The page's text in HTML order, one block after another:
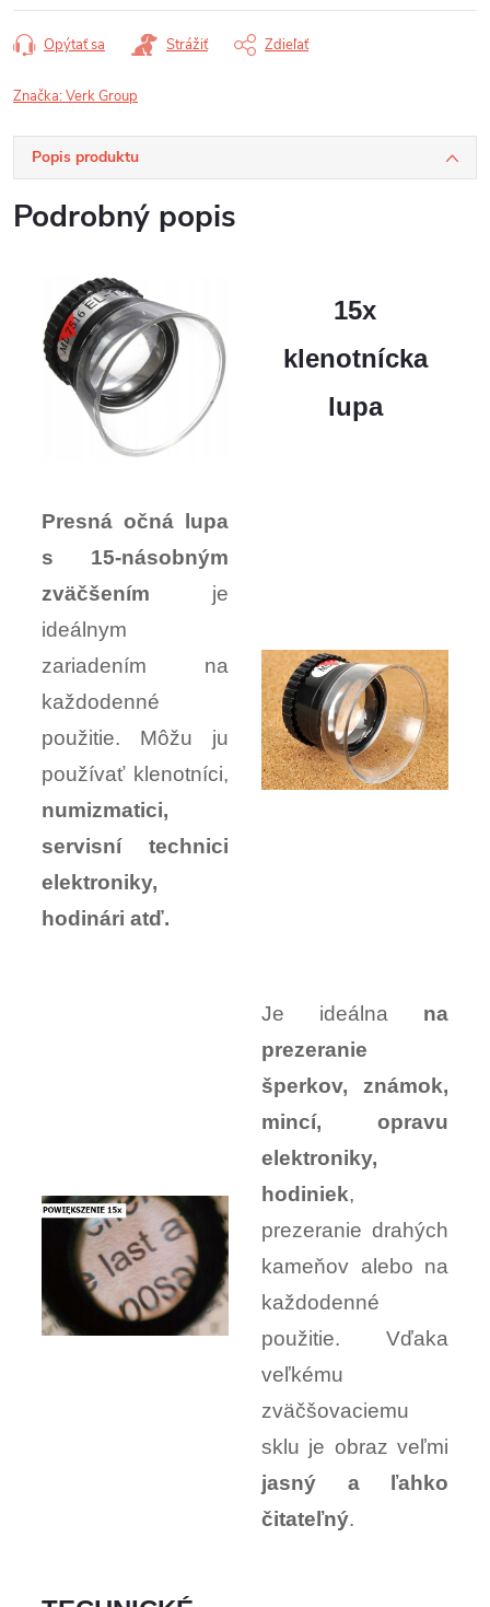
cena:
Opýtať sa Strážiť Zdieľať
Značka:Verk Group
Popis produktu
Podrobný popis
15x
klenotnícka
lupa
Presná očná lupa
s 15-násobným
zväčšením je
ideálnym
zariadením na
každodenné
použitie. Môžu ju
používať klenotníci,
numizmatici,
servisní technici
elektroniky,
hodinári atď.
Je ideálna na
prezeranie
šperkov, známok,
mincí, opravu
elektroniky,
hodiniek,
prezeranie drahých
kameňov alebo na
každodenné
použitie. Vďaka
veľkému
zväčšovaciemu
sklu je obraz veľmi
jasný a ľahko
čitateľný.